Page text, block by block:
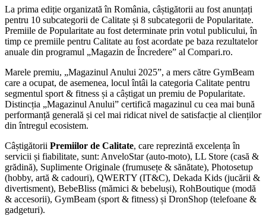
La prima ediție organizată în România, câștigătorii au fost anunțați
pentru 10 subcategorii de Calitate și 8 subcategorii de Popularitate.
Premiile de Popularitate au fost determinate prin votul publicului, în
timp ce premiile pentru Calitate au fost acordate pe baza rezultatelor
anuale din programul „Magazin de Încredere” al Compari.ro.
Marele premiu, „Magazinul Anului 2025”, a mers către GymBeam
care a ocupat, de asemenea, locul întâi la categoria Calitate pentru
segmentul sport & fitness și a câștigat un premiu de Popularitate.
Distincția „Magazinul Anului” certifică magazinul cu cea mai bună
performanță generală și cel mai ridicat nivel de satisfacție al clienților
din întregul ecosistem.
Câștigătorii Premiilor de Calitate, care reprezintă excelența în
servicii și fiabilitate, sunt: AnveloStar (auto-moto), LL Store (casă &
grădină), Suplimente Originale (frumusețe & sănătate), Photosetup
(hobby, artă & cadouri), QWERTY (IT&C), Dekada Kids (jucării &
divertisment), BebeBliss (mămici & bebeluși), RohBoutique (modă
& accesorii), GymBeam (sport & fitness) și DronShop (telefoane &
gadgeturi).